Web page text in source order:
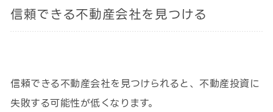
信頼できる不動産会社を見つける
信頼できる不動産会社を見つけられると、不動産投資に
失敗する可能性が低くなります。